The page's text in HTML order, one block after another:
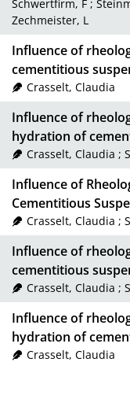
Schwertfirm, F ;
Zechmeister, L
Influence of
cementitious
Crasselt, Claudia
Influence of
hydration of
Crasselt, Claudia ;
Influence of
Cementitious
Crasselt, Claudia ;
Influence of
cementitious
Crasselt, Claudia ;
Influence of
hydration of
Crasselt, Claudia